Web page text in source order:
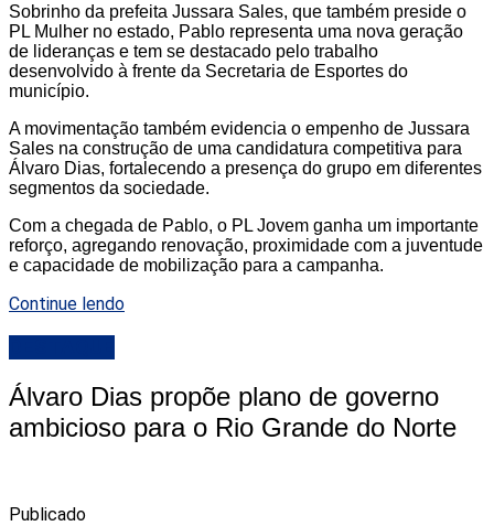
Sobrinho da prefeita Jussara Sales, que também preside o
PL Mulher no estado, Pablo representa uma nova geração
de lideranças e tem se destacado pelo trabalho
desenvolvido à frente da Secretaria de Esportes do
município.
A movimentação também evidencia o empenho de Jussara
Sales na construção de uma candidatura competitiva para
Álvaro Dias, fortalecendo a presença do grupo em diferentes
segmentos da sociedade.
Com a chegada de Pablo, o PL Jovem ganha um importante
reforço, agregando renovação, proximidade com a juventude
e capacidade de mobilização para a campanha.
Continue lendo
Álvaro Dias propõe plano de governo
ambicioso para o Rio Grande do Norte
Publicado